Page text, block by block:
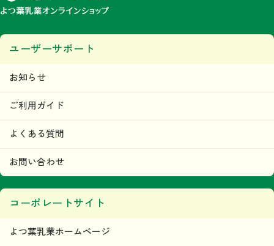
ユーザーサポート
お知らせ
ご利用ガイド
よくある質問
お問い合わせ
コーポレートサイト
よつ葉乳業ホームページ